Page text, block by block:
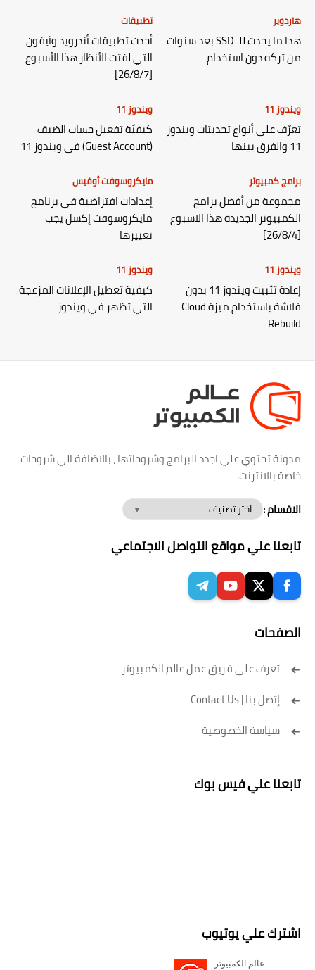
هاردوير
هذا ما يحدث للـ SSD بعد سنوات
من تركه دون استخدام
تطبيقات
أحدث تطبيقات أندرويد وآيفون
التي لفتت الأنظار هذا الأسبوع
[26/8/7]
ويندوز 11
تعرّف على أنواع تحديثات ويندوز
11 والفرق بينها
ويندوز 11
كيفيّة تفعيل حساب الضيف
(Guest Account) في ويندوز 11
برامج كمبيوتر
مجموعة من أفضل برامج
الكمبيوتر الجديدة هذا الاسبوع
[26/8/4]
مايكروسوفت أوفيس
إعدادات افتراضية في برنامج
مايكروسوفت إكسل يجب
تغييرها
ويندوز 11
إعادة تثبيت ويندوز 11 بدون
فلاشة باستخدام ميزة Cloud
Rebuild
ويندوز 11
كيفية تعطيل الإعلانات المزعجة
التي تظهر في ويندوز
مدونة تحتوي علي اجدد البرامج وشروحاتها ، بالاضافة الي شروحات
خاصة بالانترنت.
الاقسام :
تابعنا علي مواقع التواصل الاجتماعي
الصفحات
تعرف على فريق عمل عالم الكمبيوتر
إتصل بنا | Contact Us
سياسة الخصوصية
تابعنا علي فيس بوك
اشترك علي يوتيوب